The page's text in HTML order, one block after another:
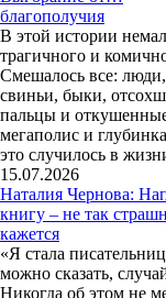
благополучия
В этой истории
трагичного и
Смешалось все: люди,
свиньи, быки,
пальцы и
мегаполис и
это случилось в
15.07.2026
Наталия Чернова:
книгу – не так
кажется
«Я стала
можно сказать,
Никогда об этом не